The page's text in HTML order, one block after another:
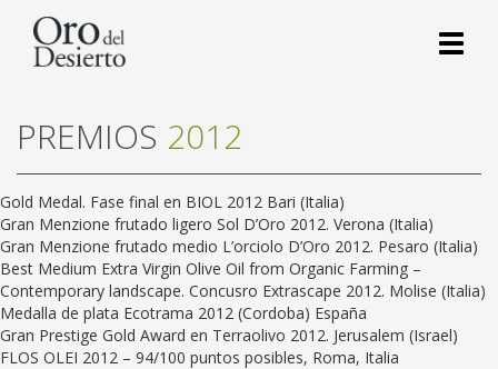
PREMIOS 2012
Gold Medal. Fase final en BIOL 2012 Bari (Italia)
Gran Menzione frutado ligero Sol D’Oro 2012. Verona (Italia)
Gran Menzione frutado medio L’orciolo D’Oro 2012. Pesaro (Italia)
Best Medium Extra Virgin Olive Oil from Organic Farming –
Contemporary landscape. Concusro Extrascape 2012. Molise (Italia)
Medalla de plata Ecotrama 2012 (Cordoba) España
Gran Prestige Gold Award en Terraolivo 2012. Jerusalem (Israel)
FLOS OLEI 2012 – 94/100 puntos posibles, Roma, Italia